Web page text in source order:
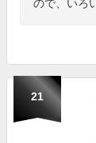
ので、いろ
21